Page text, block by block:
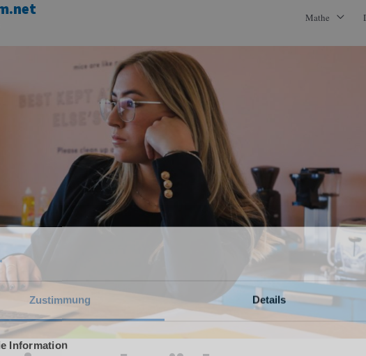
Zustimmung Details
Information
Mathe